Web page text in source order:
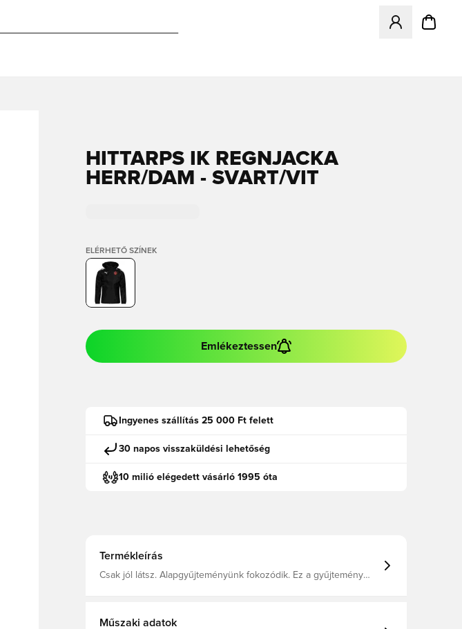
Megnyit egy
HITTARPS IK REGNJACKA
HERR/DAM - SVART/VIT
ELÉRHETŐ SZÍNEK
Emlékeztessen
Ingyenes szállítás 25 000 Ft felett
30 napos visszaküldési lehetőség
10 milió elégedett vásárló 1995 óta
Termékleírás
Csak jól látsz. Alapgyűjteményünk fokozódik. Ez a gyűjtemény
mérkőzések kényelméért.
Műszaki adatok